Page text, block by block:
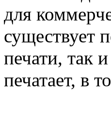
для
существует
печати, так
печатает, в